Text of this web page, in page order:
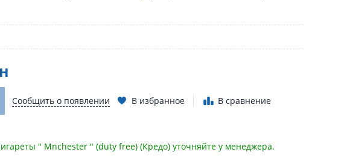
Сообщить о появлении В избранное В сравнение
" Mnchester " (duty free) (Кредо) уточняйте у менеджера.